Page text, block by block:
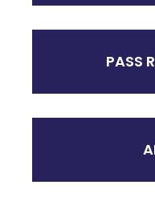
PASS